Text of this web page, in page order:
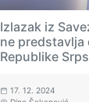
Izlazak iz
ne predstavlja
Republike
17. 12. 2024